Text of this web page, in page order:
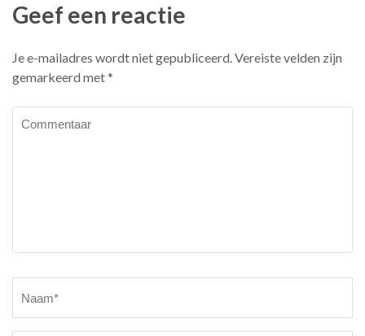
Geef een reactie
Je e-mailadres wordt niet gepubliceerd.Vereiste velden zijn
gemarkeerd met*